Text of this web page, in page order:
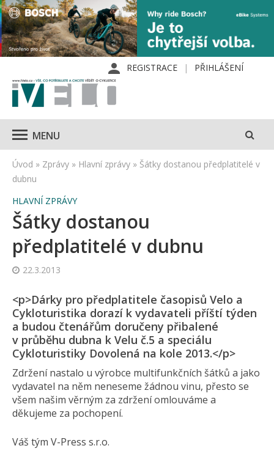
REGISTRACE PŘIHLÁŠENÍ
MENU
Úvod » Zprávy » Hlavní zprávy » Šátky dostanou předplatitelé v
dubnu
HLAVNÍ ZPRÁVY
Šátky dostanou
předplatitelé v dubnu
22.3.2013
<p>Dárky pro předplatitele časopisů Velo a
Cykloturistika dorazí k vydavateli příští týden
a budou čtenářům doručeny přibalené
v průběhu dubna k Velu č.5 a speciálu
Cykloturistiky Dovolená na kole 2013.</p>
Zdržení nastalo u výrobce multifunkčních šátků a jako
vydavatel na něm neneseme žádnou vinu, přesto se
všem našim věrným za zdržení omlouváme a
děkujeme za pochopení.
Váš tým V-Press s.r.o.